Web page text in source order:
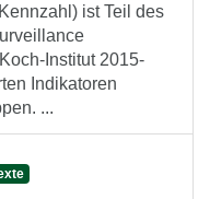
ist Teil des
Institut 2015-
Indikatoren
...